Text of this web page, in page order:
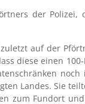
der
auf der
diese einen
Landes. Sie
zum Fundort